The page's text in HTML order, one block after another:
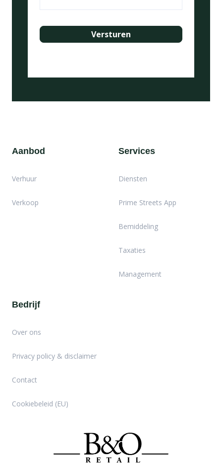
Aanbod
Verhuur
Verkoop
Services
Diensten
Prime Streets App
Bemiddeling
Taxaties
Management
Bedrijf
Over ons
Privacy policy & disclaimer
Contact
Cookiebeleid (EU)